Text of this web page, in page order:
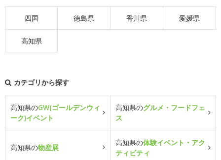
四国 徳島県 香川県 愛媛県
高知県
カテゴリから探す
高知県のGW(ゴールデンウィ
ーク)イベント
高知県のグルメ・フードフェ
ス
高知県の物産展
高知県の体験イベント・アク
ティビティ